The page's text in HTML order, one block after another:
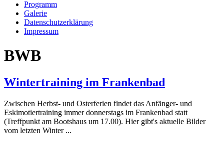
Programm
Galerie
Datenschutzerklärung
Impressum
BWB
Wintertraining im Frankenbad
Zwischen Herbst- und Osterferien findet das Anfänger- und
Eskimotiertraining immer donnerstags im Frankenbad statt
(Treffpunkt am Bootshaus um 17.00). Hier gibt's aktuelle Bilder
vom letzten Winter ...